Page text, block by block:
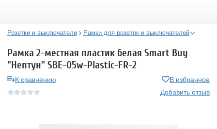
Розетки и выключатели Рамки для розеток и выключателей
Рамка 2-местная пластик белая Smart Buy
"Нептун" SBE-05w-Plastic-FR-2
К сравнению
В избранное
Добавить отзыв